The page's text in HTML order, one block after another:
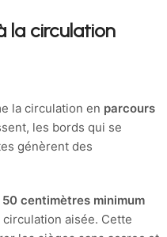
la circulation
la circulation en parcours
les bords qui se
génèrent des
50 centimètres minimum
aisée. Cette